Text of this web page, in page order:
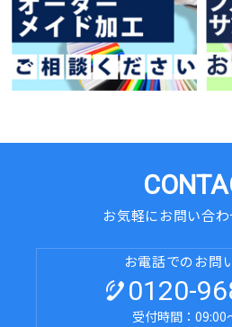
お気軽にお問い合
お電話でのお問
0120-
受付時間：09:00